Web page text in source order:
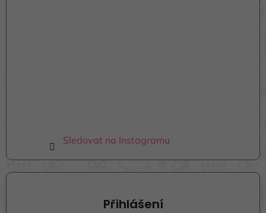
Sledovat na Instagramu
Přihlášení